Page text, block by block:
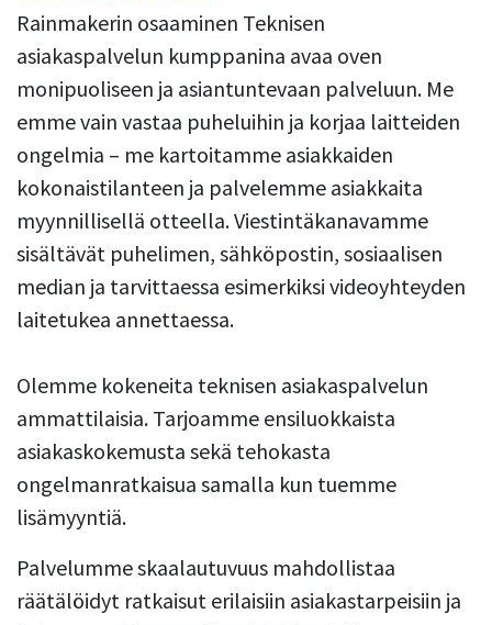
Rainmakerin osaaminen Teknisen
asiakaspalvelun kumppanina avaa oven
monipuoliseen ja asiantuntevaan palveluun. Me
emme vain vastaa puheluihin ja korjaa laitteiden
ongelmia – me kartoitamme asiakkaiden
kokonaistilanteen ja palvelemme asiakkaita
myynnillisellä otteella. Viestintäkanavamme
sisältävät puhelimen, sähköpostin, sosiaalisen
median ja tarvittaessa esimerkiksi videoyhteyden
laitetukea annettaessa.
Olemme kokeneita teknisen asiakaspalvelun
ammattilaisia. Tarjoamme ensiluokkaista
asiakaskokemusta sekä tehokasta
ongelmanratkaisua samalla kun tuemme
lisämyyntiä.
Palvelumme skaalautuvuus mahdollistaa
räätälöidyt ratkaisut erilaisiin asiakastarpeisiin ja